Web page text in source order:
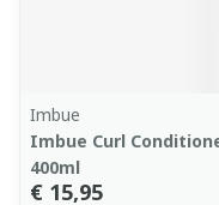
Imbue
Imbue Curl
400ml
€ 15,95